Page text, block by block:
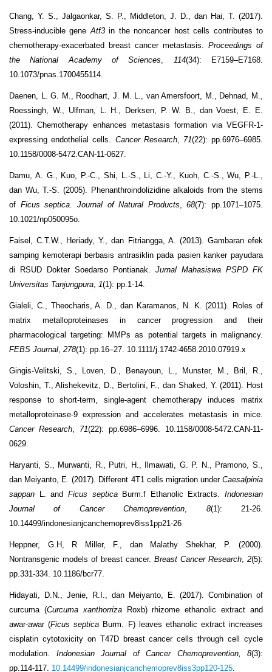
Chang, Y. S., Jalgaonkar, S. P., Middleton, J. D., dan Hai, T. (2017).
Stress-inducible geneAtf3in the noncancer host cells contributes to
chemotherapy-exacerbated breast cancer metastasis. Proceedings of
the National Academy of Sciences, 114(34): E7159–E7168.
10.1073/pnas.1700455114.
Daenen, L. G. M., Roodhart, J. M. L., van Amersfoort, M., Dehnad, M.,
Roessingh, W., Ulfman, L. H., Derksen, P. W. B., dan Voest, E. E.
(2011). Chemotherapy enhances metastasis formation via VEGFR-1-
expressing endothelial cells. Cancer Research, 71(22): pp.6976–6985.
10.1158/0008-5472.CAN-11-0627.
Damu, A. G., Kuo, P.-C., Shi, L.-S., Li, C.-Y., Kuoh, C.-S., Wu, P.-L.,
dan Wu, T.-S. (2005). Phenanthroindolizidine alkaloids from the stems
of Ficus septica. Journal of Natural Products,68(7): pp.1071–1075.
10.1021/np050095o.
Faisel, C.T.W., Heriady, Y., dan Fitriangga, A. (2013). Gambaran efek
samping kemoterapi berbasis antrasiklin pada pasien kanker payudara
di RSUD Dokter Soedarso Pontianak. Jurnal Mahasiswa PSPD FK
Universitas Tanjungpura, 1(1): pp.1-14.
Gialeli, C., Theocharis, A. D., dan Karamanos, N. K. (2011). Roles of
matrix metalloproteinases in cancer progression and their
pharmacological targeting: MMPs as potential targets in malignancy.
FEBS Journal, 278(1): pp.16–27. 10.1111/j.1742-4658.2010.07919.x
Gingis-Velitski, S., Loven, D., Benayoun, L., Munster, M., Bril, R.,
Voloshin, T., Alishekevitz, D., Bertolini, F., dan Shaked, Y. (2011). Host
response to short-term, single-agent chemotherapy induces matrix
metalloproteinase-9 expression and accelerates metastasis in mice.
Cancer Research, 71(22): pp.6986–6996. 10.1158/0008-5472.CAN-11-
0629.
Haryanti, S., Murwanti, R., Putri, H., Ilmawati, G. P. N., Pramono, S.,
dan Meiyanto, E. (2017). Different 4T1 cells migration under Caesalpinia
sappan L. and Ficus septicaBurm.f Ethanolic Extracts. Indonesian
Journal of Cancer Chemoprevention, 8(1): 21-26.
10.14499/indonesianjcanchemoprev8iss1pp21-26
Heppner, G.H, R Miller, F., dan Malathy Shekhar, P. (2000).
Nontransgenic models of breast cancer. Breast Cancer Research, 2(5):
pp.331-334. 10.1186/bcr77.
Hidayati, D.N., Jenie, R.I., dan Meiyanto, E. (2017). Combination of
curcuma (Curcuma xanthorrizaRoxb) rhizome ethanolic extract and
awar-awar (Ficus septica Burm. F) leaves ethanolic extract increases
cisplatin cytotoxicity on T47D breast cancer cells through cell cycle
modulation. Indonesian Journal of Cancer Chemoprevention, 8(3):
pp.114-117. 10.14499/indonesianjcanchemoprev8iss3pp120-125.